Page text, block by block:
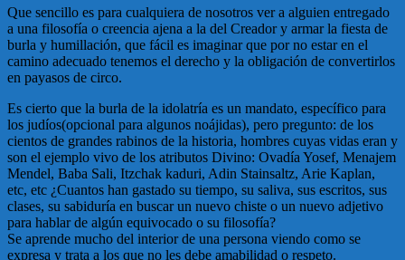
Que sencillo es para cualquiera de nosotros ver a alguien entregado
a una filosofía o creencia ajena a la del Creador y armar la fiesta de
burla y humillación, que fácil es imaginar que por no estar en el
camino adecuado tenemos el derecho y la obligación de convertirlos
en payasos de circo.
Es cierto que la burla de la idolatría es un mandato, específico para
los judíos(opcional para algunos noájidas), pero pregunto: de los
cientos de grandes rabinos de la historia, hombres cuyas vidas eran y
son el ejemplo vivo de los atributos Divino: Ovadía Yosef, Menajem
Mendel, Baba Sali, Itzchak kaduri, Adin Stainsaltz, Arie Kaplan,
etc, etc ¿Cuantos han gastado su tiempo, su saliva, sus escritos, sus
clases, su sabiduría en buscar un nuevo chiste o un nuevo adjetivo
para hablar de algún equivocado o su filosofía?
Se aprende mucho del interior de una persona viendo como se
expresa y trata a los que no les debe amabilidad o respeto.